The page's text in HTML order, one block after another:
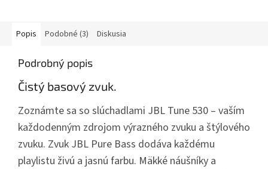
Popis Podobné (3) Diskusia
Podrobný popis
Čistý basový zvuk.
Zoznámte sa so slúchadlami JBL Tune 530 – vaším
každodenným zdrojom výrazného zvuku a štýlového
zvuku. Zvuk JBL Pure Bass dodáva každému
playlistu živú a jasnú farbu. Mäkké náušníky a